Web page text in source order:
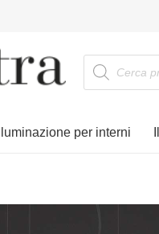
Products
search
Illuminazione per interni